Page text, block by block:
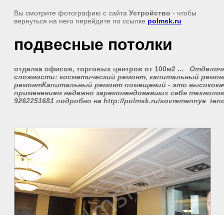
Вы смотрите фотографию с сайта Устройство - чтобы
вернуться на него перейдите по ссылке polmsk.ru
подвесные потолки
отделка офисов, торговых центров от 100м2 ...
сложности: косметический ремонт, капитальный
ремонтКапитальный ремонт помещений - это
применением надежно зарекомендовавших себя
9262251681 подробно на http://polmsk.ru/